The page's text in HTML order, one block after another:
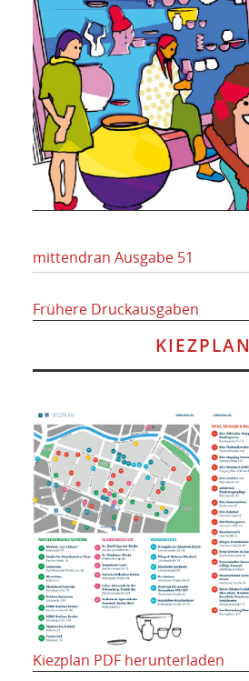
mittendran Ausgabe 51
Frühere Druckausgaben
KIEZPLAN
Kiezplan PDF herunterladen